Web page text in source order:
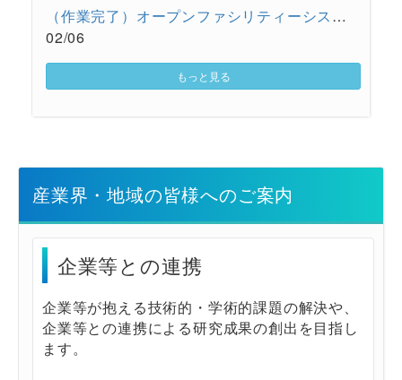
（作業完了）オープンファシリティーシステムの一時停止について...
02/06
もっと見る
産業界・地域の皆様へのご案内
企業等との連携
企業等が抱える技術的・学術的課題の解決や、
企業等との連携による研究成果の創出を目指し
ます。